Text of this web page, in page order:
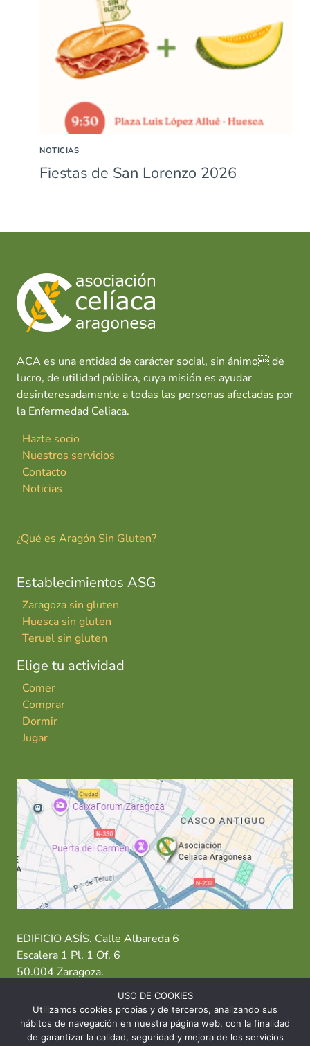
NOTICIAS
Fiestas de San Lorenzo 2026
ACA es una entidad de carácter social, sin ánimo de
lucro, de utilidad pública, cuya misión es ayudar
desinteresadamente a todas las personas afectadas por
la Enfermedad Celiaca.
Hazte socio
Nuestros servicios
Contacto
Noticias
¿Qué es Aragón Sin Gluten?
Establecimientos ASG
Zaragoza sin gluten
Huesca sin gluten
Teruel sin gluten
Elige tu actividad
Comer
Comprar
Dormir
Jugar
EDIFICIO ASÍS. Calle Albareda 6
Escalera 1 Pl. 1 Of. 6
50.004 Zaragoza.
T: 976 484 949 M: 635 638 563
Sede Zaragoza·Sede Huesca· Sede Teruel
USO DE COOKIES
Utilizamos cookies propias y de terceros, analizando sus
hábitos de navegación en nuestra página web, con la finalidad
de garantizar la calidad, seguridad y mejora de los servicios